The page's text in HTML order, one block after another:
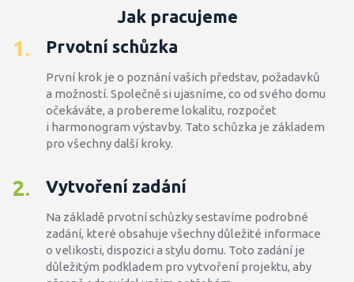
Jak pracujeme
1. Prvotní schůzka
První krok je o poznání vašich představ, požadavků
a možností. Společně si ujasníme, co od svého domu
očekáváte, a probereme lokalitu, rozpočet
i harmonogram výstavby. Tato schůzka je základem
pro všechny další kroky.
2. Vytvoření zadání
Na základě prvotní schůzky sestavíme podrobné
zadání, které obsahuje všechny důležité informace
o velikosti, dispozici a stylu domu. Toto zadání je
důležitým podkladem pro vytvoření projektu, aby